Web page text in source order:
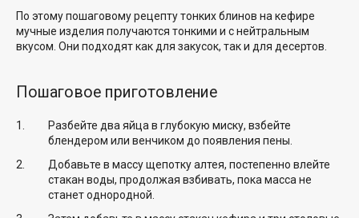
По этому пошаговому рецепту тонких блинов на кефире
мучные изделия получаются тонкими и с нейтральным
вкусом. Они подходят как для закусок, так и для десертов.
Пошаговое приготовление
Разбейте два яйца в глубокую миску, взбейте
блендером или венчиком до появления пены.
Добавьте в массу щепотку алтея, постепенно влейте
стакан воды, продолжая взбивать, пока масса не
станет однородной.